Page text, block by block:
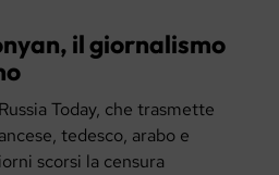
il giornalismo
Today, che trasmette
tedesco, arabo e
scorsi la censura